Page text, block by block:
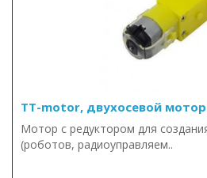
TT-motor, двухосевой
Мотор с редуктором для
(роботов, радиоуправляем..